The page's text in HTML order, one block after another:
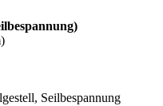
Seilbespannung